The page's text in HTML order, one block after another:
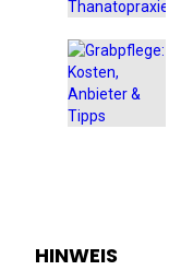
HINWEIS